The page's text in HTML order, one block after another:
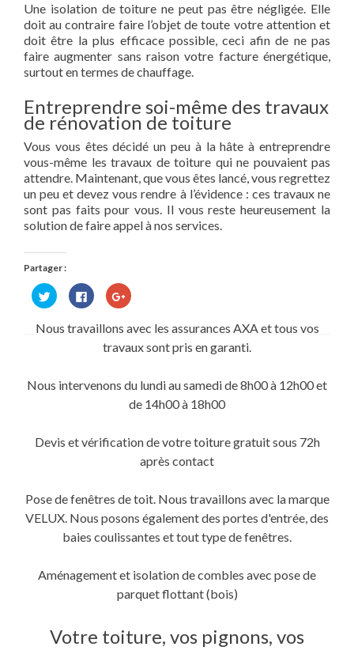
Une isolation de toiture ne peut pas être négligée. Elle
doit au contraire faire l’objet de toute votre attention et
doit être la plus efficace possible, ceci afin de ne pas
faire augmenter sans raison votre facture énergétique,
surtout en termes de chauffage.
Entreprendre soi-même des travaux
de rénovation de toiture
Vous vous êtes décidé un peu à la hâte à entreprendre
vous-même les travaux de toiture qui ne pouvaient pas
attendre. Maintenant, que vous êtes lancé, vous regrettez
un peu et devez vous rendre à l’évidence : ces travaux ne
sont pas faits pour vous. Il vous reste heureusement la
solution de faire appel à nos services.
Partager :
Cliquez
pour
partager
Twitter(ouvre
Cliquez
pour
partager
sur
Facebook(ouvre
dans
une
Cliquez
pour
Google+
dans
fenêtre)
Nous travaillons avec les assurances AXA et tous vos
travaux sont pris en garanti.
Nous intervenons du lundi au samedi de 8h00 à 12h00 et
de 14h00 à 18h00
Devis et vérification de votre toiture gratuit sous 72h
après contact
Pose de fenêtres de toit. Nous travaillons avec la marque
VELUX. Nous posons également des portes d'entrée, des
baies coulissantes et tout type de fenêtres.
Aménagement et isolation de combles avec pose de
parquet flottant (bois)
Votre toiture, vos pignons, vos